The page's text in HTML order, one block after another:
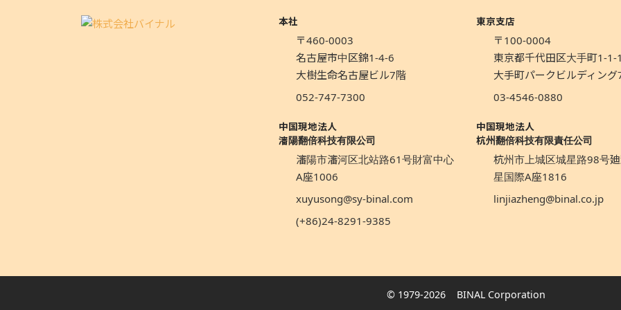
本社
〒460-0003
名古屋市中区錦1-4-6
大樹生命名古屋ビル7階
052-747-7300
東京支店
〒100-0004
東京都千代田区大手町1-1-
大手町パークビルディング
03-4546-0880
中国現地法人
瀋陽翻倍科技有限公司
瀋陽市瀋河区北站路61号財富中心
A座1006
xuyusong@sy-binal.com
(+86)24-8291-9385
中国現地法人
杭州翻倍科技有限責任公司
杭州市上城区城星路98号廸
星国際A座1816
linjiazheng@binal.co.jp
© 1979-2026 BINAL Corporation